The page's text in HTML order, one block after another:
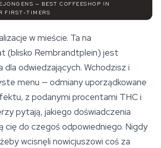
— BEST COFFEESHOP IN
FIRST-TIMERS
w mieście. Ta na
(blisko Rembrandtplein) jest
dla odwiedzających. Wchodzisz i
menu — odmiany uporządkowane
z podanymi procentami THC i
pytają, jakiego doświadczenia
cię do czegoś odpowiedniego. Nigdy
wcisnęli nowicjuszowi coś za